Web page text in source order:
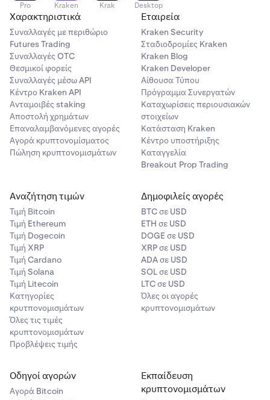
Pro Kraken Krak Desktop
Χαρακτηριστικά
Συναλλαγές με περιθώριο
Futures Trading
Συναλλαγές OTC
Θεσμικοί φορείς
Συναλλαγές μέσω API
Κέντρο Kraken API
Ανταμοιβές staking
Αποστολή χρημάτων
Επαναλαμβανόμενες αγορές
Αγορά κρυπτονομίσματος
Πώληση κρυπτονομισμάτων
Εταιρεία
Kraken Security
Σταδιοδρομίες Kraken
Kraken Blog
Kraken Developer
Αίθουσα Τύπου
Πρόγραμμα Συνεργατών
Καταχωρίσεις περιουσιακών
στοιχείων
Κατάσταση Kraken
Κέντρο υποστήριξης
Καταγγελία
Breakout Prop Trading
Αναζήτηση τιμών
Τιμή Βitcoin
Τιμή Ethereum
Τιμή Dogecoin
Τιμή XRP
Τιμή Cardano
Τιμή Solana
Τιμή Litecoin
Κατηγορίες
κρυτπονομισμάτων
Όλες τις τιμές
κρυπτονομισμάτων
Προβλέψεις τιμής
Δημοφιλείς αγορές
BTC σε USD
ETH σε USD
DOGE σε USD
XRP σε USD
ADA σε USD
SOL σε USD
LTC σε USD
Όλες οι αγορές
κρυπτονομισμάτων
Οδηγοί αγορών
Αγορά Bitcoin
Εκπαίδευση
κρυπτονομισμάτων